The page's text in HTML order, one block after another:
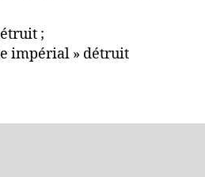
;
impérial » détruit